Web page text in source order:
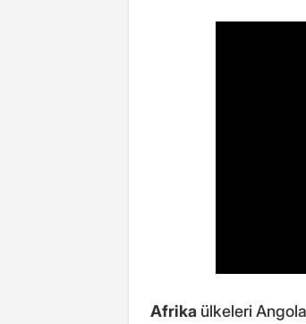
Afrika ülkeleri